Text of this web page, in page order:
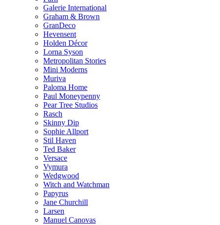
Galerie International
Graham & Brown
GranDeco
Hevensent
Holden Décor
Lorna Syson
Metropolitan Stories
Mini Moderns
Muriva
Paloma Home
Paul Moneypenny
Pear Tree Studios
Rasch
Skinny Dip
Sophie Allport
Stil Haven
Ted Baker
Versace
Vymura
Wedgwood
Witch and Watchman
Papyrus
Jane Churchill
Larsen
Manuel Canovas